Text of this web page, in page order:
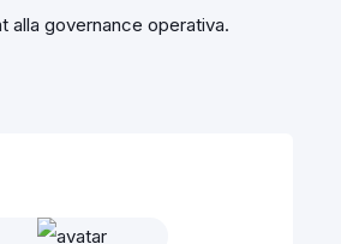
governance operativa.